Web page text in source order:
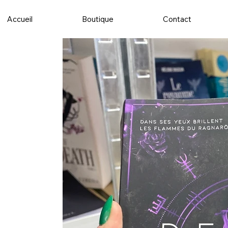
Accueil Boutique Contact